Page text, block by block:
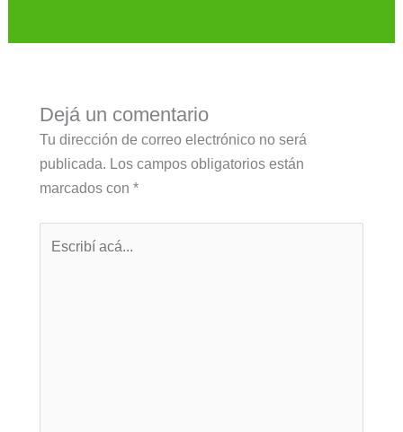
Dejá un comentario
Tu dirección de correo electrónico no será
publicada. Los campos obligatorios están
marcados con *